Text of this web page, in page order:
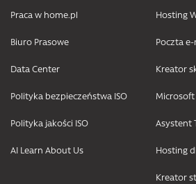
Praca w home.pl
Biuro Prasowe
Data Center
Polityka bezpieczeństwa ISO
Polityka jakości ISO
AI Learn About Us
Hosting
Poczta
Kreator
Microsoft
Asystent
Hosting
Kreator